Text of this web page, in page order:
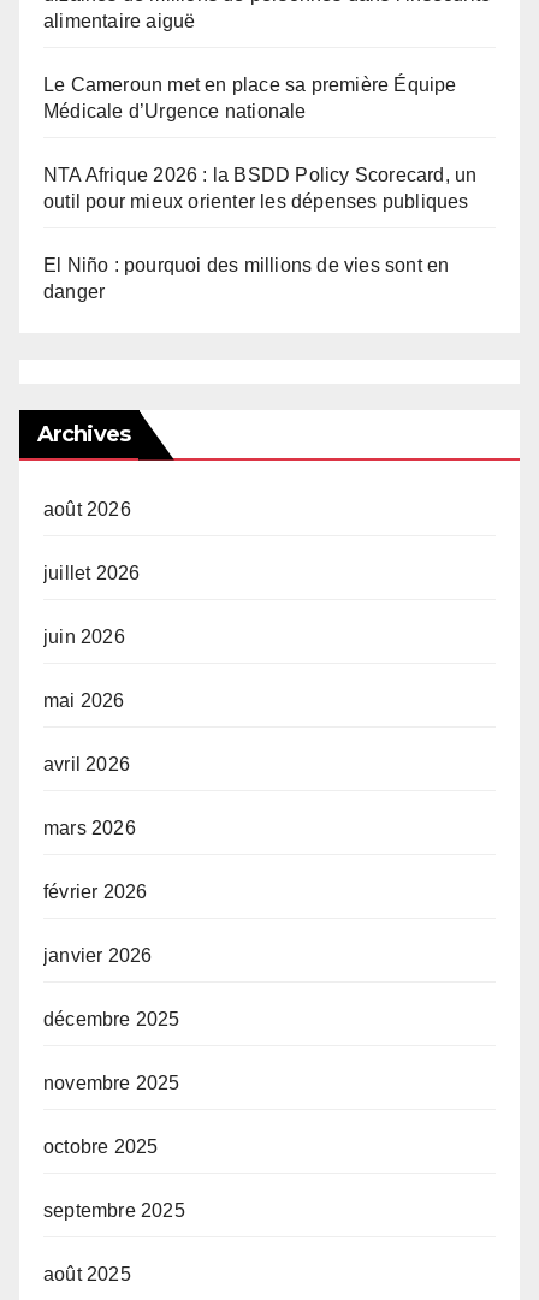
alimentaire aiguë
Le Cameroun met en place sa première Équipe
Médicale d’Urgence nationale
NTA Afrique 2026 : la BSDD Policy Scorecard, un
outil pour mieux orienter les dépenses publiques
El Niño : pourquoi des millions de vies sont en
danger
Archives
août 2026
juillet 2026
juin 2026
mai 2026
avril 2026
mars 2026
février 2026
janvier 2026
décembre 2025
novembre 2025
octobre 2025
septembre 2025
août 2025